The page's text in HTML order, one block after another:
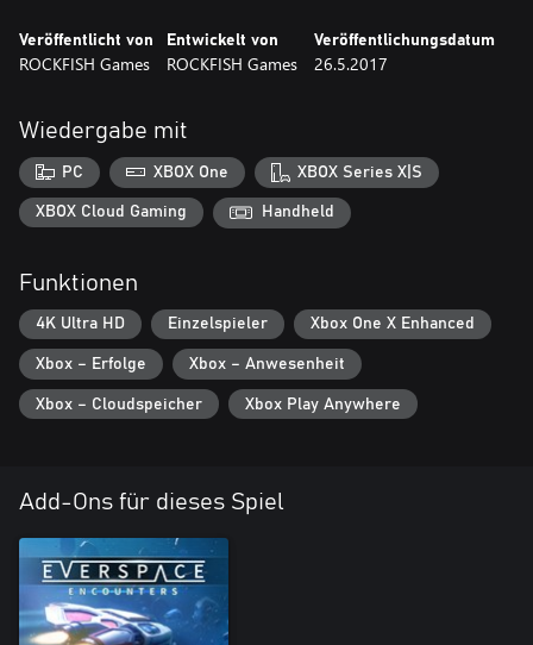
Veröffentlicht von
ROCKFISH Games
Entwickelt von
ROCKFISH Games
Veröffentlichungsdatum
26.5.2017
Wiedergabe mit
PC XBOX One XBOX Series X|S
XBOX Cloud Gaming Handheld
Funktionen
4K Ultra HD Einzelspieler Xbox One X Enhanced
Xbox – Erfolge Xbox – Anwesenheit
Xbox – Cloudspeicher Xbox Play Anywhere
Add-Ons für dieses Spiel